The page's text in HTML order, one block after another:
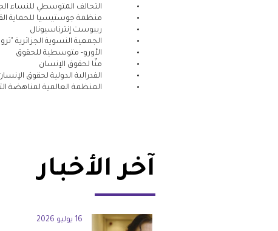
التحالف المتوسطي للنساء
منظمة جوستيسيا للحماية
ريبوست إنترناسيونال
الجمعية النسوية الجزائرية
الأورو- متوسطية للحقوق
منّا لحقوق الإنسان
الفدرالية الدولية لحقوق
المنظمة العالمية لمناهضة
آخر الأخبار
16 يوليو 2026